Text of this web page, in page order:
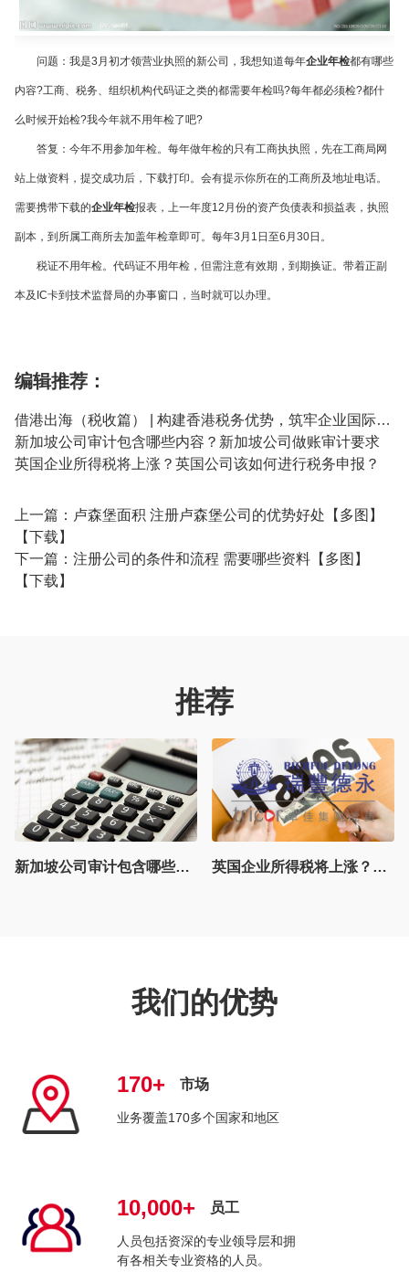
问题：我是3 月初才领营业执照的新公司，我想知道每年企业年检都有哪些
内容?工商、税务、组织机构代码证之类的都需要年检吗?每年都必须检?都什
么时候开始检?我今年就不用年检了吧?
答复：今年不用参加年检。每年做年检的只有工商执执照，先在工商局网
站上做资料，提交成功后，下载打印。会有提示你所在的工商所及地址电话。
需要携带下载的企业年检报表，上一年度12 月份的资产负债表和损益表，执照
副本，到所属工商所去加盖年检章即可。每年3 月 1 日至6 月 30日。
税证不用年检。代码证不用年检，但需注意有效期，到期换证。带着正副
本及 IC卡到技术监督局的办事窗口，当时就可以办理。
编辑推荐：
借港出海（税收篇） | 构建香港税务优势，筑牢企业国际化根基
新加坡公司审计包含哪些内容？新加坡公司做账审计要求
英国企业所得税将上涨？英国公司该如何进行税务申报？
上一篇： 卢森堡面积 注册卢森堡公司的优势好处【多图】
【下载】
下一篇： 注册公司的条件和流程 需要哪些资料【多图】
【下载】
推荐
英国企业所得税将上涨？英国公司该如何进行税务申报？ 借港出海（税收篇） | 构建香港税务优势，筑牢企业国际化根基
我们的优势
170+ 市场
业务覆盖170多个国家和地区
10,000+ 员工
人员包括资深的专业领导层和拥
有各相关专业资格的人员。